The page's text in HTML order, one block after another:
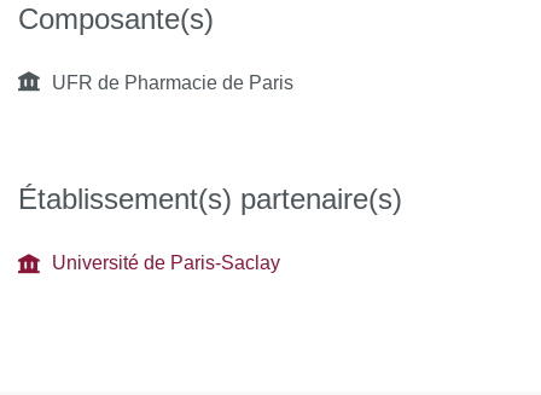
Composante(s)
UFR de Pharmacie de Paris
Établissement(s) partenaire(s)
Université de Paris-Saclay